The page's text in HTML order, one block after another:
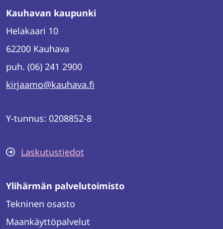
Kauhavan kaupunki
Helakaari 10
62200 Kauhava
puh. (06) 241 2900
kirjaamo@kauhava.fi
Y-tunnus: 0208852-8
Laskutustiedot
Ylihärmän palvelutoimisto
Tekninen osasto
Maankäyttöpalvelut